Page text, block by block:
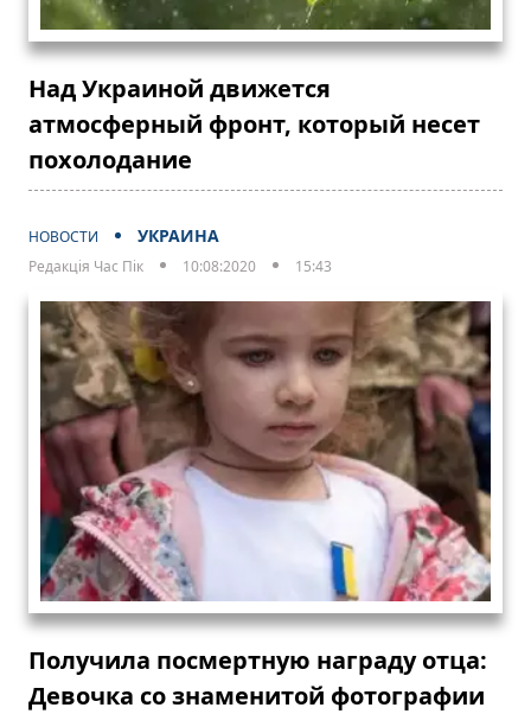
Над Украиной движется
атмосферный фронт, который несет
похолодание
НОВОСТИ УКРАИНА
Редакція Час Пік 10:08:2020 15:43
Получила посмертную награду отца:
Девочка со знаменитой фотографии